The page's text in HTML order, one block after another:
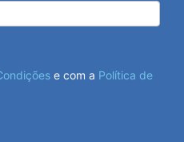
e com a Política de